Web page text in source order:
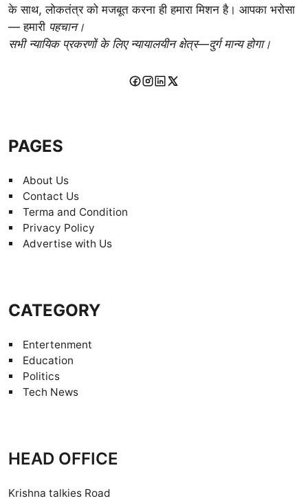
के साथ, लोकतंत्र को मजबूत करना ही हमारा मिशन है। आपका भरोसा
— हमारी पहचान।
सभी न्यायिक प्रकरणों के लिए न्यायालयीन क्षेत्र—दुर्ग मान्य होगा।
PAGES
About Us
Contact Us
Terma and Condition
Privacy Policy
Advertise with Us
CATEGORY
Entertenment
Education
Politics
Tech News
HEAD OFFICE
Krishna talkies Road